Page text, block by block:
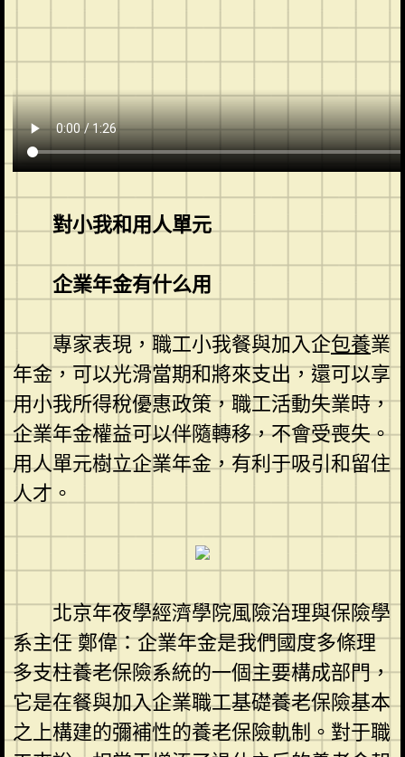
對小我和用人單元
企業年金有什么用
專家表現，職工小我餐與加入企包養業
年金，可以光滑當期和將來支出，還可以享
用小我所得稅優惠政策，職工活動失業時，
企業年金權益可以伴隨轉移，不會受喪失。
用人單元樹立企業年金，有利于吸引和留住
人才。
北京年夜學經濟學院風險治理與保險學
系主任 鄭偉：企業年金是我們國度多條理
多支柱養老保險系統的一個主要構成部門，
它是在餐與加入企業職工基礎養老保險基本
之上構建的彌補性的養老保險軌制。對于職